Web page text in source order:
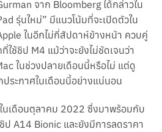
จาก Bloomberg ได้กล่าวใน
รุ่นใหม่” มีแนวโน้มที่จะเปิดตัวใน
ในอีกไม่กี่สัปดาห์ข้างหน้า ควบคู่
ใช้ชิป M4 แม้ว่าจะยังไม่ชัดเจนว่า
ในช่วงปลายเดือนนี้หรือไม่ แต่ดู
ประกาศในเดือนนี้อย่างแน่นอน
นเดือนตุลาคม 2022 ซึ่งมาพร้อมกับ
A14 Bionic และยังมีการลดราคา